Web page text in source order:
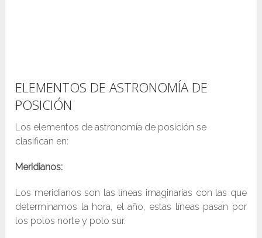
ELEMENTOS DE ASTRONOMÍA DE
POSICIÓN
Los elementos de astronomía de posición se
clasifican en:
Meridianos:
Los meridianos son las líneas imaginarias con las que
determinamos la hora, el año, estas líneas pasan por
los polos norte y polo sur.